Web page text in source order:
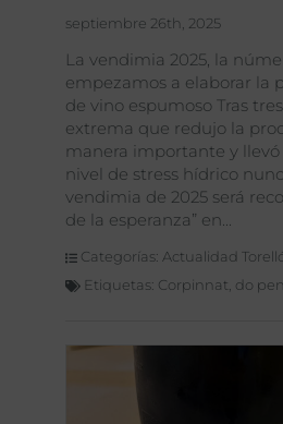
septiembre 26th, 2025
La vendimia 2025, la
empezamos a elaborar la
de vino espumoso Tras
extrema que redujo la
manera importante y
nivel de stress hídrico
vendimia de 2025 será
de la esperanza” en
Categorías: Actualidad
Etiquetas: Corpinnat do